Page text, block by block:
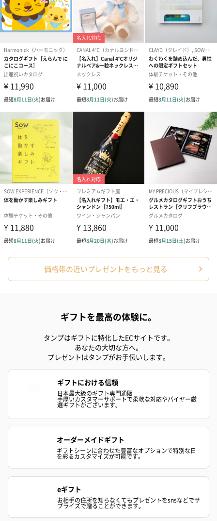
シーズンブーケ（ひま
わり）（1,880円）
ブーケ（ホワイトグリ
ーン）（1,650円）
ブーケ（ピン
（1,650円）
ドライフラワー・プリザーブドフラワー
自然のお花で作ったドライフラワー・プリザーブドフラワーを同
梱します。
一部花材が写真と異なる場合がございます。予めご了承くださ
い。パッケージに入れてお届けします。
プリザーブドフラワー
プリザーブドフラワー
（2,580円）
アミュレット
紅茶・コーヒー・スイーツを同梱してお届けいたします。ギフト
アールグレイ（HAPPY
BIRTHDAY TO YOU）
アールグレイティー
フルーツティ
スイーツを同梱してお届けいたします。ギフトへの＋αにおすすめ
価格帯の近いプレゼントをもっと見る
ギフトを最高の体験に。
タンプはギフトに特化したECサイトです。
あなたの大切な方へ。
プレゼントはタンプがお手伝いします。
ギフトにおける信頼
日本最大級のギフト専門通販
手厚いカスタマーサポートで柔軟な対応やバイヤー厳
選ギフトがございます。
オーダーメイドギフト
ギフトシーンに合わせた豊富なオプションで特別な日
を彩るカスタマイズが可能です。
eギフト
お相手の住所を知らなくてもプレゼントをsnsなどでサ
プライズで贈ることができます。